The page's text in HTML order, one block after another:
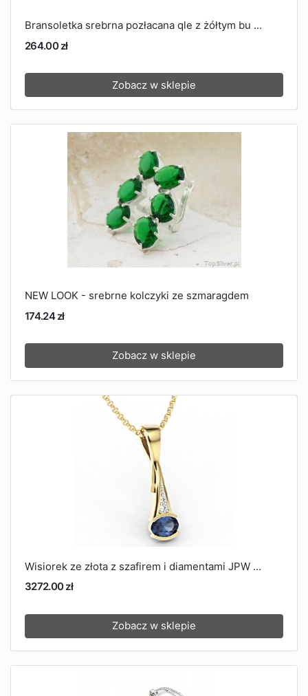
Bransoletka srebrna pozłacana qle z żółtym bu ...
264.00 zł
Zobacz w sklepie
NEW LOOK - srebrne kolczyki ze szmaragdem
174.24 zł
Zobacz w sklepie
Wisiorek ze złota z szafirem i diamentami JPW ...
3272.00 zł
Zobacz w sklepie